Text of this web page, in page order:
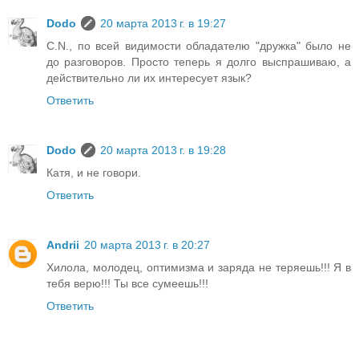
Dodo
20 марта 2013 г. в 19:27
C.N., по всей видимости обладателю "дружка" было не
до разговоров. Просто теперь я долго выспрашиваю, а
действительно ли их интересует язык?
Ответить
Dodo
20 марта 2013 г. в 19:28
Катя, и не говори.
Ответить
Andrii 20 марта 2013 г. в 20:27
Хилола, молодец, оптимизма и заряда не теряешь!!! Я в
тебя верю!!! Ты все сумеешь!!!
Ответить